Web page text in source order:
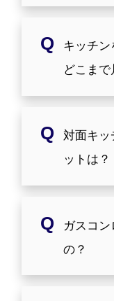
事前に確
替えを行
ション全
管理規約
に取り替
す。
は、既存
ォームス
おすすめ
キッチン
どこまで
が、工事
があれば
事前にア
対面キッ
ットは？
をとりな
に小さな
方が多い
ガスコ
の？